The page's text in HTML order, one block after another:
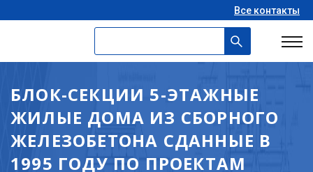
Все контакты
БЛОК-СЕКЦИИ 5-ЭТАЖНЫЕ
ЖИЛЫЕ ДОМА ИЗ СБОРНОГО
ЖЕЛЕЗОБЕТОНА СДАННЫЕ В
1995 ГОДУ ПО ПРОЕКТАМ